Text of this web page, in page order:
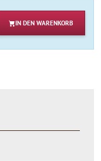
IN DEN WARENKORB